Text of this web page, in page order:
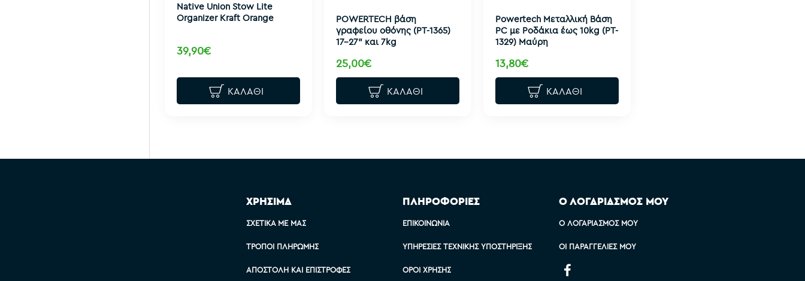
Native Union Stow Lite
Organizer Kraft Orange
39,90€
ΚΑΛΆΘΙ
POWERTECH βάση
γραφείου οθόνης (PT-1365)
17-27" και 7kg
25,00€
ΚΑΛΆΘΙ
Powertech Μεταλλική Βάση
PC με Ροδάκια έως 10kg (PT-
1329) Μαύρη
13,80€
ΚΑΛΆΘΙ
ΧΡΗΣΙΜΑ
ΣΧΕΤΙΚΆ ΜΕ ΜΑΣ
ΤΡΌΠΟΙ ΠΛΗΡΩΜΉΣ
ΑΠΟΣΤΟΛΉ ΚΑΙ ΕΠΙΣΤΡΟΦΈΣ
ΠΛΗΡΟΦΟΡΙΕΣ
ΕΠΙΚΟΙΝΩΝΊΑ
ΥΠΗΡΕΣΊΕΣ ΤΕΧΝΙΚΉΣ ΥΠΟΣΤΉΡΙΞΗΣ
ΌΡΟΙ ΧΡΉΣΗΣ
Ο ΛΟΓΑΡΙΑΣΜΟΣ ΜΟΥ
Ο ΛΟΓΑΡΙΑΣΜΌΣ ΜΟΥ
ΟΙ ΠΑΡΑΓΓΕΛΊΕΣ ΜΟΥ